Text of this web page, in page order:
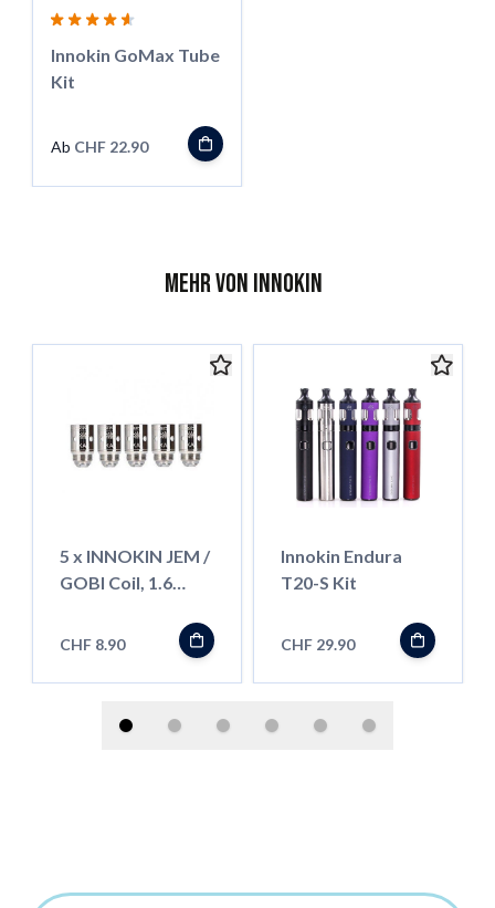
Innokin GoMax Tube
Kit
Ab CHF 22.90
Mehr von Innokin
5 x INNOKIN JEM /
GOBI Coil, 1.6
CHF 8.90
Innokin Endura
T20-S Kit
CHF 29.90